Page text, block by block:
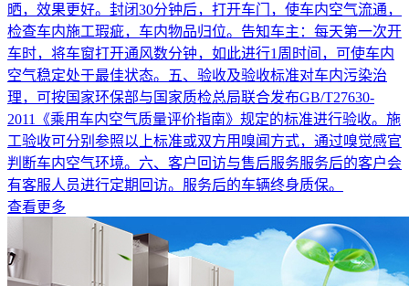
晒，效果更好。封闭30分钟后，打开车门，使车内空气流通，
检查车内施工瑕疵，车内物品归位。告知车主：每天第一次开
车时，将车窗打开通风数分钟，如此进行1周时间，可使车内
空气稳定处于最佳状态。五、验收及验收标准对车内污染治
理，可按国家环保部与国家质检总局联合发布GB/T27630-
2011《乘用车内空气质量评价指南》规定的标准进行验收。施
工验收可分别参照以上标准或双方用嗅闻方式，通过嗅觉感官
判断车内空气环境。六、客户回访与售后服务服务后的客户会
有客服人员进行定期回访。服务后的车辆终身质保。
查看更多